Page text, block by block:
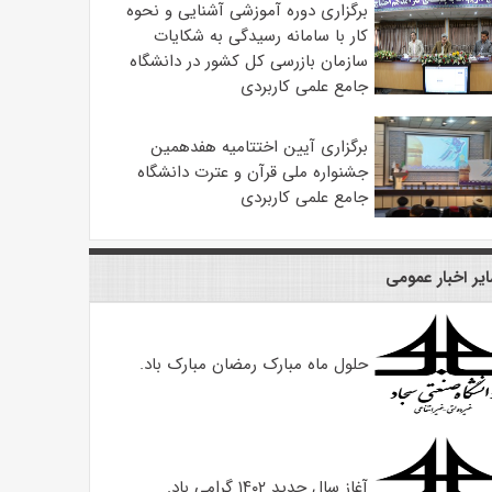
برگزاری دوره آموزشی آشنایی و نحوه
کار با سامانه رسیدگی به شکایات
سازمان بازرسی کل کشور در دانشگاه
جامع علمی کاربردی
برگزاری آیین اختتامیه هفدهمین
جشنواره ملی قرآن و عترت دانشگاه
جامع علمی کاربردی
اخبار عمومی
حلول ماه مبارک رمضان مبارک باد.